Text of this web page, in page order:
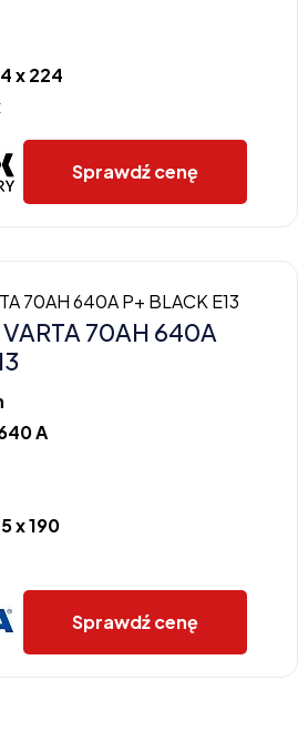
x 224
Sprawdź cenę
70AH 640A
A
x 190
Sprawdź cenę